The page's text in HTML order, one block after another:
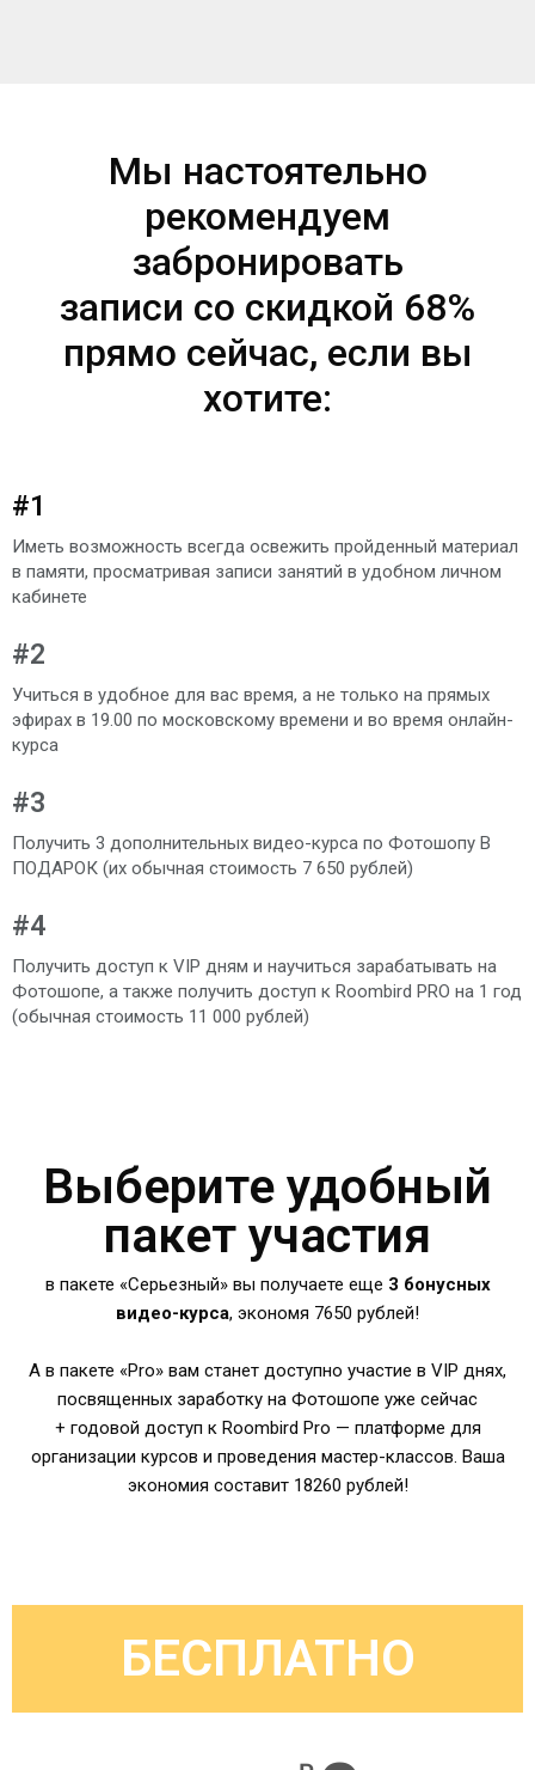
Мы настоятельно
рекомендуем
забронировать
записи со скидкой 68%
прямо сейчас, если вы
хотите:
#1
Иметь возможность всегда освежить пройденный материал
в памяти, просматривая записи занятий в удобном личном
кабинете​
#2
Учиться в удобное для вас время, а не только на прямых
эфирах в 19.00 по московскому времени и во время онлайн-
курса
#3
Получить 3 дополнительных видео-курса по Фотошопу В
ПОДАРОК (их обычная стоимость 7 650 рублей)
#4
Получить доступ к VIP дням и научиться зарабатывать на
Фотошопе, а также получить доступ к Roombird PRO на 1 год
(обычная стоимость 11 000 рублей)
Выберите удобный
пакет участия
в пакете «Серьезный» вы получаете еще 3 бонусных
видео-курса, экономя 7650 рублей!
А в пакете «Pro» вам станет доступно участие в VIP днях,
посвященных заработку на Фотошопе уже сейчас
+ годовой доступ к Roombird Pro — платформе для
организации курсов и проведения мастер-классов. Ваша
экономия составит 18260 рублей!
БЕСПЛАТНО